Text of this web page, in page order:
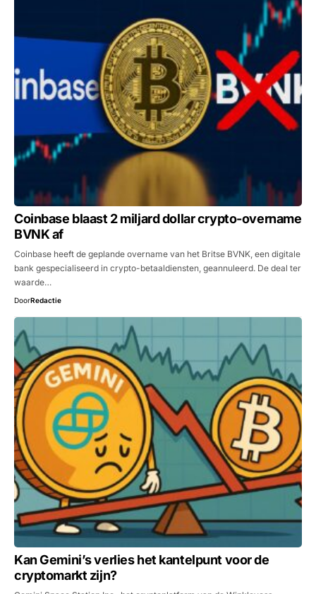
Coinbase blaast 2 miljard dollar crypto-overname
BVNK af
Coinbase heeft de geplande overname van het Britse BVNK, een digitale
bank gespecialiseerd in crypto-betaaldiensten, geannuleerd. De deal ter
waarde…
DoorRedactie
Kan Gemini’s verlies het kantelpunt voor de
cryptomarkt zijn?